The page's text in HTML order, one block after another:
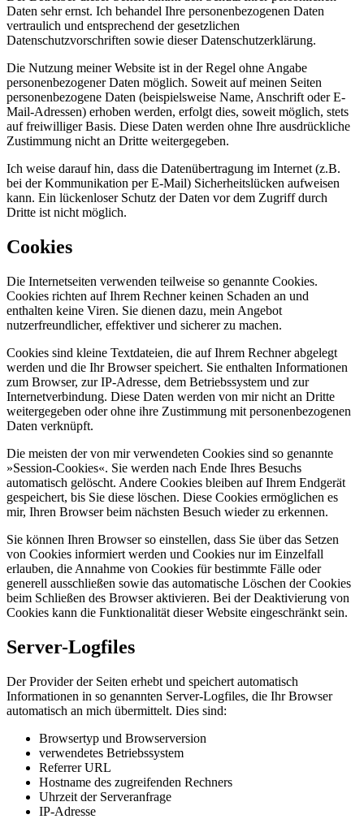
Daten sehr ernst. Ich behandel Ihre personenbezogenen Daten
vertraulich und entsprechend der gesetzlichen
Datenschutzvorschriften sowie dieser Datenschutzerklärung.
Die Nutzung meiner Website ist in der Regel ohne Angabe
personenbezogener Daten möglich. Soweit auf meinen Seiten
personenbezogene Daten (beispielsweise Name, Anschrift oder E-
Mail-Adressen) erhoben werden, erfolgt dies, soweit möglich, stets
auf freiwilliger Basis. Diese Daten werden ohne Ihre ausdrückliche
Zustimmung nicht an Dritte weitergegeben.
Ich weise darauf hin, dass die Datenübertragung im Internet (z.B.
bei der Kommunikation per E-Mail) Sicherheitslücken aufweisen
kann. Ein lückenloser Schutz der Daten vor dem Zugriff durch
Dritte ist nicht möglich.
Cookies
Die Internetseiten verwenden teilweise so genannte Cookies.
Cookies richten auf Ihrem Rechner keinen Schaden an und
enthalten keine Viren. Sie dienen dazu, mein Angebot
nutzerfreundlicher, effektiver und sicherer zu machen.
Cookies sind kleine Textdateien, die auf Ihrem Rechner abgelegt
werden und die Ihr Browser speichert. Sie enthalten Informationen
zum Browser, zur IP-Adresse, dem Betriebssystem und zur
Internetverbindung. Diese Daten werden von mir nicht an Dritte
weitergegeben oder ohne ihre Zustimmung mit personenbezogenen
Daten verknüpft.
Die meisten der von mir verwendeten Cookies sind so genannte
»Session-Cookies«. Sie werden nach Ende Ihres Besuchs
automatisch gelöscht. Andere Cookies bleiben auf Ihrem Endgerät
gespeichert, bis Sie diese löschen. Diese Cookies ermöglichen es
mir, Ihren Browser beim nächsten Besuch wieder zu erkennen.
Sie können Ihren Browser so einstellen, dass Sie über das Setzen
von Cookies informiert werden und Cookies nur im Einzelfall
erlauben, die Annahme von Cookies für bestimmte Fälle oder
generell ausschließen sowie das automatische Löschen der Cookies
beim Schließen des Browser aktivieren. Bei der Deaktivierung von
Cookies kann die Funktionalität dieser Website eingeschränkt sein.
Server-Logfiles
Der Provider der Seiten erhebt und speichert automatisch
Informationen in so genannten Server-Logfiles, die Ihr Browser
automatisch an mich übermittelt. Dies sind:
Browsertyp und Browserversion
verwendetes Betriebssystem
Referrer URL
Hostname des zugreifenden Rechners
Uhrzeit der Serveranfrage
IP-Adresse